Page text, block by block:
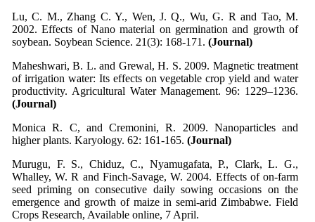
Lu, C. M., Zhang C. Y., Wen, J. Q., Wu, G. R and Tao, M.
2002. Effects of Nano material on germination and growth of
soybean. Soybean Science. 21(3): 168-171. (Journal)
Maheshwari, B. L. and Grewal, H. S. 2009. Magnetic treatment
of irrigation water: Its effects on vegetable crop yield and water
productivity. Agricultural Water Management. 96: 1229–1236.
(Journal)
Monica R. C, and Cremonini, R. 2009. Nanoparticles and
higher plants. Karyology. 62: 161-165. (Journal)
Murugu, F. S., Chiduz, C., Nyamugafata, P., Clark, L. G.,
Whalley, W. R and Finch-Savage, W. 2004. Effects of on-farm
seed priming on consecutive daily sowing occasions on the
emergence and growth of maize in semi-arid Zimbabwe. Field
Crops Research, Available online, 7 April.